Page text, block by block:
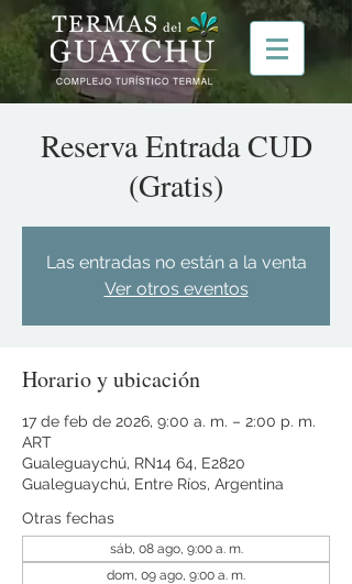
Reserva Entrada CUD
(Gratis)
Las entradas no están a la venta
Ver otros eventos
Horario y ubicación
17 de feb de 2026, 9:00 a. m. – 2:00 p. m.
ART
Gualeguaychú, RN14 64, E2820
Gualeguaychú, Entre Ríos, Argentina
Otras fechas
sáb, 08 ago, 9:00 a. m.
dom, 09 ago, 9:00 a. m.